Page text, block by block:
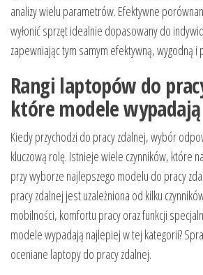
analizy wielu parametrów. Efektywne
wyłonić sprzęt idealnie dopasowany do
zapewniając tym samym efektywną, wygodną i
Rangi laptopów do
które modele
Kiedy przychodzi do pracy zdalnej, wybór
kluczową rolę. Istnieje wiele czynników, które
przy wyborze najlepszego modelu do pracy
pracy zdalnej jest uzależniona od kilku
mobilności, komfortu pracy oraz funkcji
modele wypadają najlepiej w tej kategorii?
oceniane laptopy do pracy zdalnej.